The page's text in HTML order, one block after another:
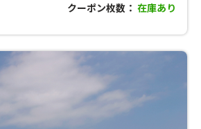
クーポン枚数： 在庫あり